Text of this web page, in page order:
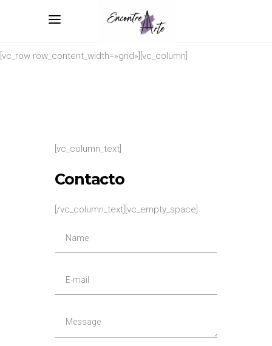
[vc_row row_content_width=»grid»][vc_column]
[vc_column_text]
Contacto
[/vc_column_text][vc_empty_space]